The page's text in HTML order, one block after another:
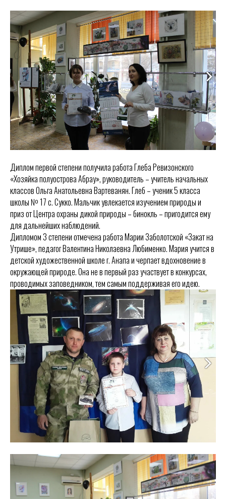
Диплом первой степени получила работа Глеба Ревизонского
«Хозяйка полуострова Абрау», руководитель – учитель начальных
классов Ольга Анатольевна Вартеванян. Глеб – ученик 5 класса
школы № 17 с. Сукко. Мальчик увлекается изучением природы и
приз от Центра охраны дикой природы – бинокль – пригодится ему
для дальнейших наблюдений.
Дипломом 3 степени отмечена работа Марии Заболотской «Закат на
Утрише», педагог Валентина Николаевна Любименко. Мария учится в
детской художественной школе г. Анапа и черпает вдохновение в
окружающей природе. Она не в первый раз участвует в конкурсах,
проводимых заповедником, тем самым поддерживая его идею.